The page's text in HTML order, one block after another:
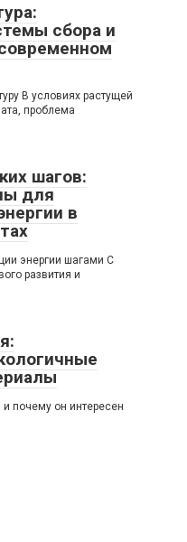
сбора и
В условиях растущей
проблема
шагов:
для
в
энергии шагами С
развития и
и почему он интересен